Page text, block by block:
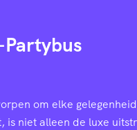
Partybus
om elke
is niet alleen de luxe